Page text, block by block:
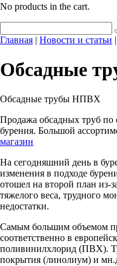
No products in the cart.
Главная | Новости и статьи |
Обсадные
Обсадные трубы НПВХ
Продажа обсадных труб по
бурения. Большой
магазин
На сегодняшний день в
изменения в подходе
отошел на второй план из-
тяжелого веса, трудного
недостатки.
Самым большим объемом
соответственно в
поливинилхлорид (ПВХ).
покрытия (линолиум) и